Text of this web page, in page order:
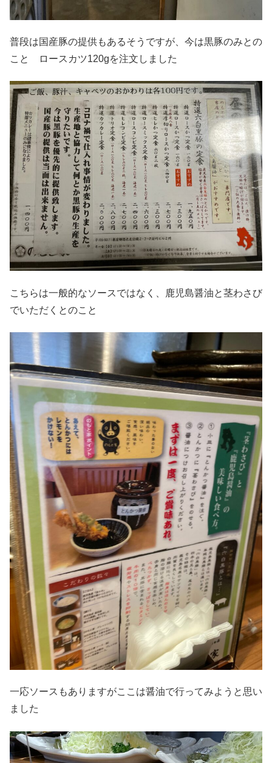
普段は国産豚の提供もあるそうですが、今は黒豚のみとの
こと ロースカツ120gを注文しました
こちらは一般的なソースではなく、鹿児島醤油と茎わさび
でいただくとのこと
一応ソースもありますがここは醤油で行ってみようと思い
ました